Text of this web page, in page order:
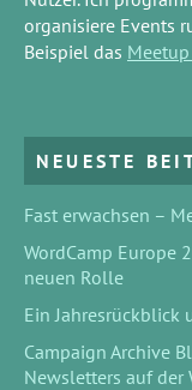
organisiere Events
Beispiel das
NEUESTE
Fast erwachsen –
WordCamp Europe
neuen Rolle
Ein Jahresrückblick
Campaign Archive
Newsletters auf der